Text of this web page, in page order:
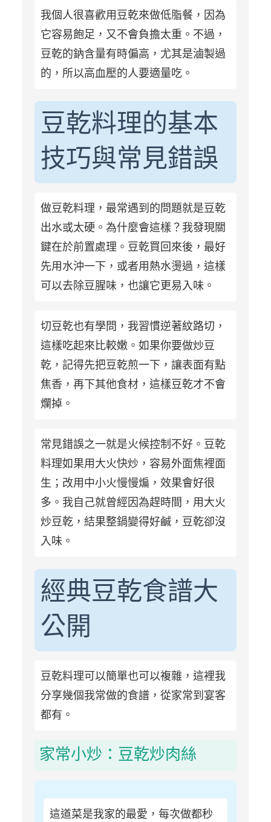
我個人很喜歡用豆乾來做低脂餐，因為
它容易飽足，又不會負擔太重。不過，
豆乾的鈉含量有時偏高，尤其是滷製過
的，所以高血壓的人要適量吃。
豆乾料理的基本
技巧與常見錯誤
做豆乾料理，最常遇到的問題就是豆乾
出水或太硬。為什麼會這樣？我發現關
鍵在於前置處理。豆乾買回來後，最好
先用水沖一下，或者用熱水燙過，這樣
可以去除豆腥味，也讓它更易入味。
切豆乾也有學問，我習慣逆著紋路切，
這樣吃起來比較嫩。如果你要做炒豆
乾，記得先把豆乾煎一下，讓表面有點
焦香，再下其他食材，這樣豆乾才不會
爛掉。
常見錯誤之一就是火候控制不好。豆乾
料理如果用大火快炒，容易外面焦裡面
生；改用中小火慢慢煸，效果會好很
多。我自己就曾經因為趕時間，用大火
炒豆乾，結果整鍋變得好鹹，豆乾卻沒
入味。
經典豆乾食譜大
公開
豆乾料理可以簡單也可以複雜，這裡我
分享幾個我常做的食譜，從家常到宴客
都有。
家常小炒：豆乾炒肉絲
這道菜是我家的最愛，每次做都秒